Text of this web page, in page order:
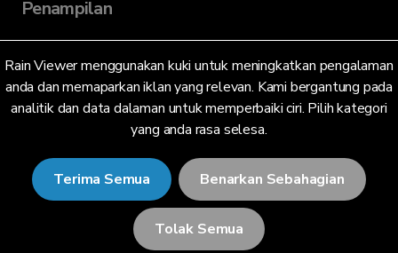
Rain Viewer menggunakan kuki untuk meningkatkan pengalaman
anda dan memaparkan iklan yang relevan. Kami bergantung pada
analitik dan data dalaman untuk memperbaiki ciri. Pilih kategori
yang anda rasa selesa.
Terima Semua Benarkan Sebahagian
Tolak Semua
Penampilan
Bahasa
Bahasa Melayu (MY)
© 2026 RainViewer,MeteoLab Inc.